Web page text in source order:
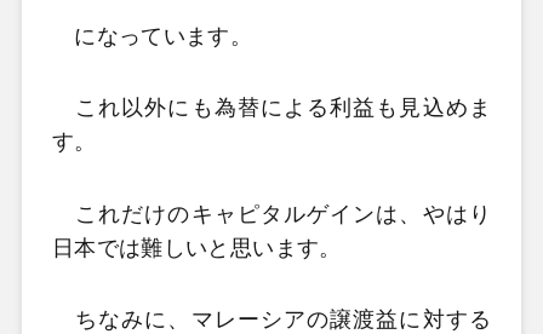
になっています。
これ以外にも為替による利益も見込めま
す。
これだけのキャピタルゲインは、やはり
日本では難しいと思います。
ちなみに、マレーシアの譲渡益に対する